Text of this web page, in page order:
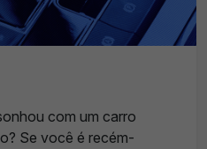
com um carro
Se você é recém-